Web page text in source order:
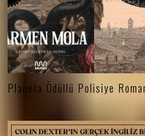
Planeta Ödüllü Polisiye